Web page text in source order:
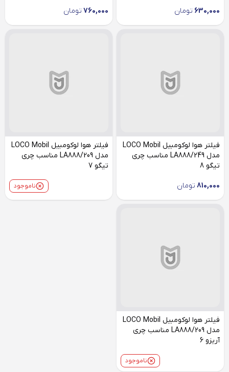
630,000 تومان 760,000 تومان
فیلتر هوا لوکومبیل LOCO Mobil
مدل LA888/249 مناسب چری
تیگو 8
810,000 تومان
فیلتر هوا لوکومبیل LOCO Mobil
مدل LA888/209 مناسب چری
تیگو 7
ناموجود
فیلتر هوا لوکومبیل LOCO Mobil
مدل LA888/209 مناسب چری
آریزو 6
ناموجود